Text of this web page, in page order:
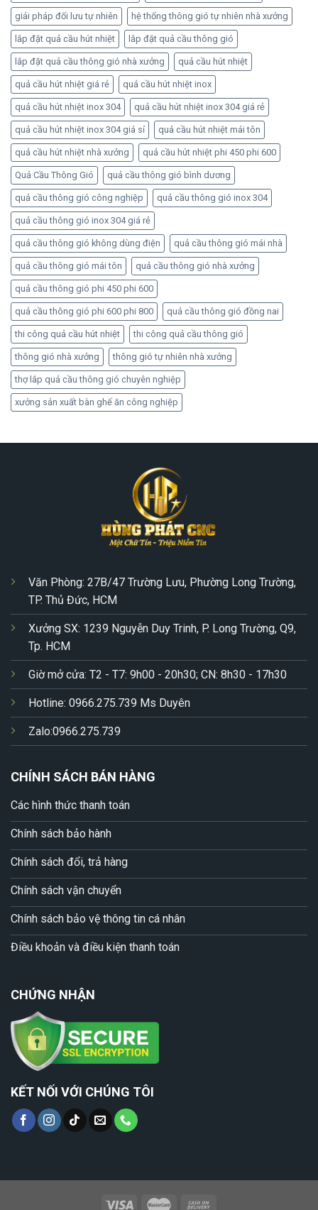
giải pháp đối lưu tự nhiên hệ thống thông gió tự nhiên nhà xưởng
lắp đặt quả cầu hút nhiệt lắp đặt quả cầu thông gió
lắp đặt quả cầu thông gió nhà xưởng quả cầu hút nhiệt
quả cầu hút nhiệt giá rẻ quả cầu hút nhiệt inox
quả cầu hút nhiệt inox 304 quả cầu hút nhiệt inox 304 giá rẻ
quả cầu hút nhiệt inox 304 giá sỉ quả cầu hút nhiệt mái tôn
quả cầu hút nhiệt nhà xưởng quả cầu hút nhiệt phi 450 phi 600
Quả Cầu Thông Gió quả cầu thông gió bình dương
quả cầu thông gió công nghiệp quả cầu thông gió inox 304
quả cầu thông gió inox 304 giá rẻ
quả cầu thông gió không dùng điện quả cầu thông gió mái nhà
quả cầu thông gió mái tôn quả cầu thông gió nhà xưởng
quả cầu thông gió phi 450 phi 600
quả cầu thông gió phi 600 phi 800 quả cầu thông gió đồng nai
thi công quả cầu hút nhiệt thi công quả cầu thông gió
thông gió nhà xưởng thông gió tự nhiên nhà xưởng
thợ lắp quả cầu thông gió chuyên nghiệp
xưởng sản xuất bàn ghế ăn công nghiệp
Văn Phòng: 27B/47 Trường Lưu, Phường Long Trường,
TP. Thủ Đức, HCM
Xưởng SX: 1239 Nguyễn Duy Trinh, P. Long Trường, Q9,
Tp. HCM
Giờ mở cửa: T2 - T7: 9h00 - 20h30; CN: 8h30 - 17h30
Hotline: 0966.275.739 Ms Duyên
Zalo:0966.275.739
CHÍNH SÁCH BÁN HÀNG
Các hình thức thanh toán
Chính sách bảo hành
Chính sách đổi, trả hàng
Chính sách vận chuyển
Chính sách bảo vệ thông tin cá nhân
Điều khoản và điều kiện thanh toán
CHỨNG NHẬN
KẾT NỐI VỚI CHÚNG TÔI